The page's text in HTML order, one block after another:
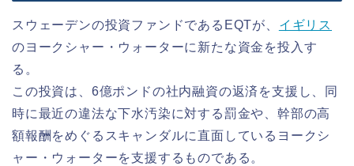
スウェーデンの投資ファンドであるEQTが、 イギリス
のヨークシャー・ウォーターに新たな資金を投入す
る。
この投資は、6億ポンドの社内融資の返済を支援し、同
時に最近の違法な下水汚染に対する罰金や、幹部の高
額報酬をめぐるスキャンダルに直面しているヨークシ
ャー・ウォーターを支援するものである。